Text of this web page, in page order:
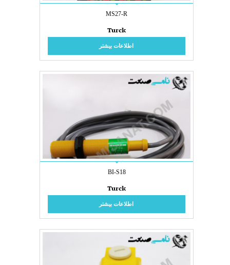
MS27-R
Turck
اطلاعات بیشتر
BI-S18
Turck
اطلاعات بیشتر